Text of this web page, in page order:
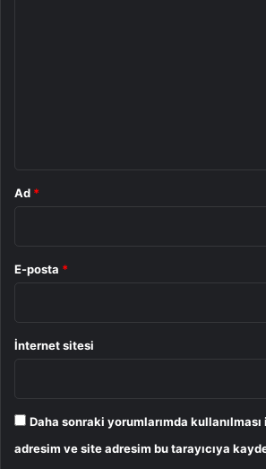
Ad *
E-posta *
İnternet sitesi
Daha sonraki yorumlarımda
adresim ve site adresim bu tarayıcıya